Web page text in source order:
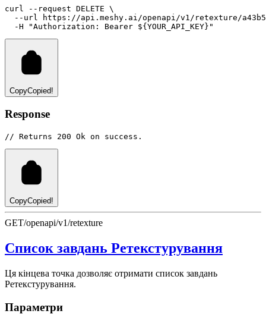
curl --request DELETE \
--url
https://api.meshy.ai/openapi/v1/retexture/
-H
"Authorization: Bearer ${YOUR_API_KEY}"
CopyCopied!
Response
// Returns 200 Ok on success.
CopyCopied!
GET/openapi/v1/retexture
Список завдань Ретекстурування
Ця кінцева точка дозволяє отримати список завдань
Ретекстурування.
Параметри